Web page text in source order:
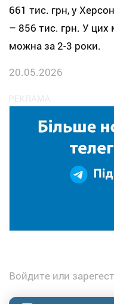
661 тис. грн, у
– 856 тис. грн. У цих
можна за 2-3 роки.
20.05.2026
Войдите или